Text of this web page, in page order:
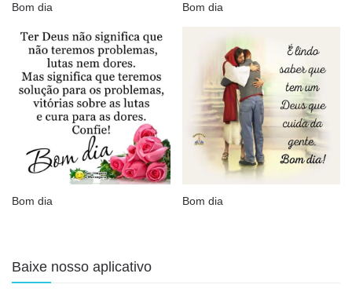
Bom dia Bom dia
Bom dia Bom dia
Baixe nosso aplicativo